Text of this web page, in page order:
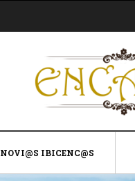
NOVI@S IBICENC@S